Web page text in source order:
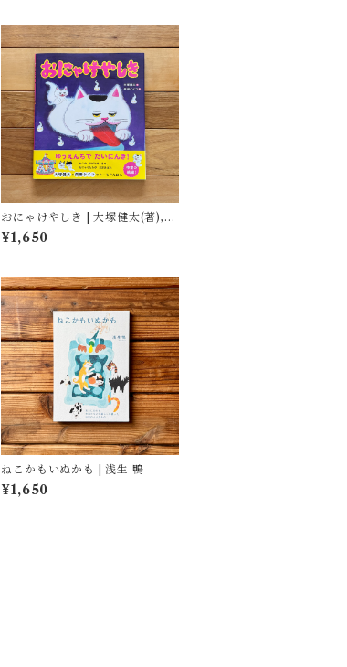
おにゃけやしき | 大塚健太(著),
柴田ケイコ(絵)
¥1,650
ねこかもいぬかも | 浅生 鴨
¥1,650